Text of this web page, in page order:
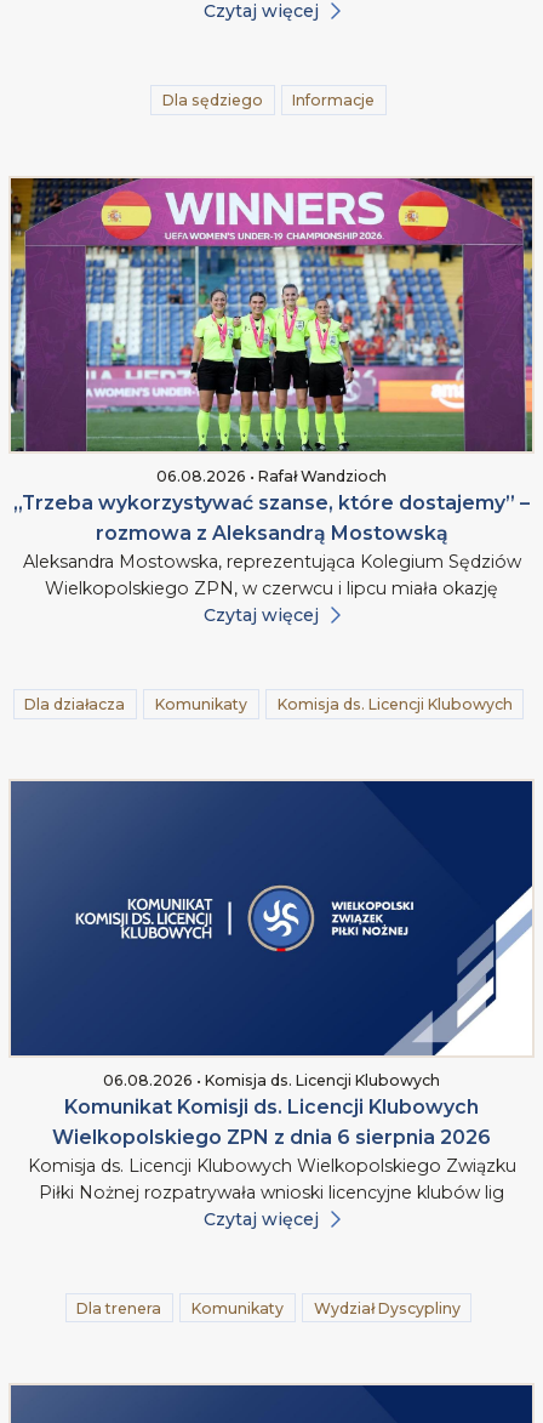
Czytaj więcej
Dla sędziego Informacje
06.08.2026 • Rafał Wandzioch
„Trzeba wykorzystywać szanse, które dostajemy” –
rozmowa z Aleksandrą Mostowską
Aleksandra Mostowska, reprezentująca Kolegium Sędziów
Wielkopolskiego ZPN, w czerwcu i lipcu miała okazję
Czytaj więcej
Dla działacza Komunikaty Komisja ds. Licencji Klubowych
06.08.2026 • Komisja ds. Licencji Klubowych
Komunikat Komisji ds. Licencji Klubowych
Wielkopolskiego ZPN z dnia 6 sierpnia 2026
Komisja ds. Licencji Klubowych Wielkopolskiego Związku
Piłki Nożnej rozpatrywała wnioski licencyjne klubów lig
Czytaj więcej
Dla trenera Komunikaty Wydział Dyscypliny